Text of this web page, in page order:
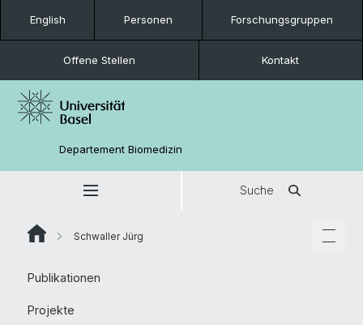
English Personen Forschungsgruppen
Offene Stellen Kontakt
Departement Biomedizin
Suche
Schwaller Jürg
Publikationen
Projekte